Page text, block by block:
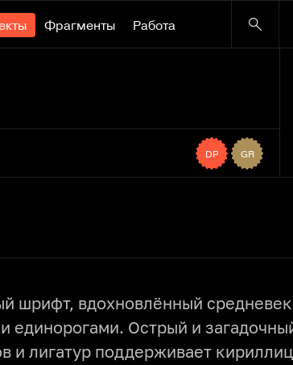
Фрагменты Работа
DP GR
шрифт, вдохновлённый
единорогами. Острый и
и лигатур поддерживает